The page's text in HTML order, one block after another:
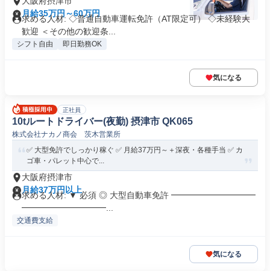
月給35万円～60万円
求める人材: ◇普通自動車運転免許（AT限定可） ◇未経験大
歓迎 ＜その他の歓迎条...
シフト自由 即日勤務OK
気になる
正社員
10tルートドライバー(夜勤) 摂津市 QK065
株式会社ナカノ商会 茨木営業所
✅ 大型免許でしっかり稼ぐ ✅ 月給37万円～＋深夜・各種手当 ✅ カ
ゴ車・パレット中心で...
大阪府摂津市
月給37万円以上
求める人材: ▼ 必須 ◎ 大型自動車免許 ━━━━━━━━━━
━━━━━━━━━━...
交通費支給
気になる